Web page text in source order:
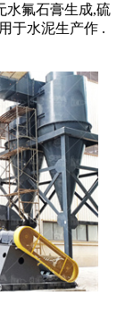
水氟石膏生成,硫
于水泥生产作 .